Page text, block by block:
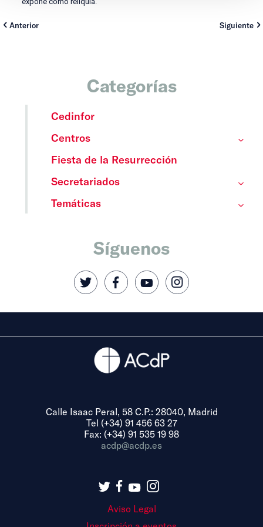
Anterior Siguiente
Categorías
Cedinfor
Centros
Fiesta de la Resurrección
Secretariados
Temáticas
Síguenos
Calle Isaac Peral, 58 C.P.: 28040, Madrid
Tel (+34) 91 456 63 27
Fax: (+34) 91 535 19 98
acdp@acdp.es
Aviso Legal